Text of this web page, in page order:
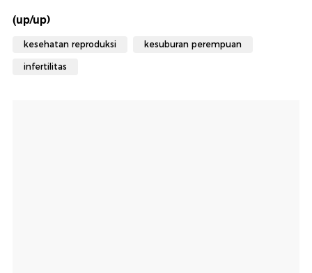
(up/up)
kesehatan reproduksi kesuburan perempuan
infertilitas